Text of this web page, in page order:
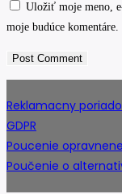
Uložiť moje meno,
moje budúce komentáre.
Reklamacny
GDPR
Poucenie
Poučenie o